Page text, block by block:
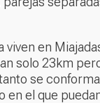
viven en
solo 23km
se
en el que